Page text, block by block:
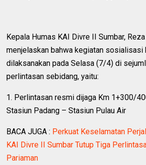
Kepala Humas KAI Divre II Sumbar,
menjelaskan bahwa kegiatan sosialisasi
dilaksanakan pada Selasa (7/4) di
perlintasan sebidang, yaitu:
1. Perlintasan resmi dijaga Km 1+300/
Stasiun Padang – Stasiun Pulau Air
BACA JUGA : Perkuat Keselamatan
KAI Divre II Sumbar Tutup Tiga
Pariaman